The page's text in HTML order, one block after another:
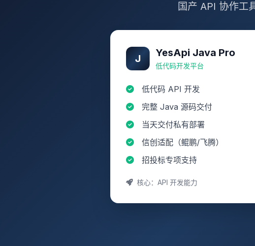
国产 API 协作工
J YesApi Java Pro
低代码开发平台
低代码 API 开发
完整 Java 源码交付
当天交付私有部署
信创适配（鲲鹏/飞腾）
招投标专项支持
核心：API 开发能力